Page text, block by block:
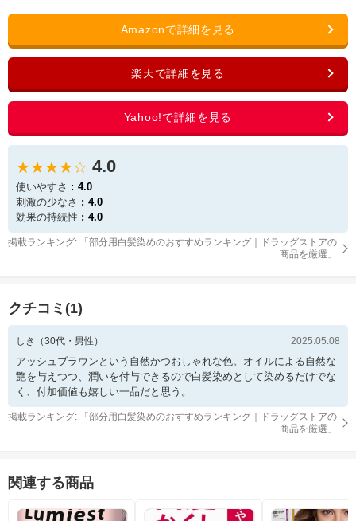
★★★★☆ 4.0
使いやすさ
4.0
刺激の少なさ
4.0
効果の持続性
4.0
掲載ランキング: 「 部分用白髪染めのおすすめランキング｜ドラッグストアの
商品を厳選 」
クチコミ(1)
しき （30代・ 男性 ） 2025.05.08
アッシュブラウンという自然かつおしゃれな色。オイルによる自然な
艶を与えつつ、潤いを付与できるので白髪染めとして染めるだけでな
く、付加価値も嬉しい一品だと思う。
掲載ランキング: 「 部分用白髪染めのおすすめランキング｜ドラッグストアの
商品を厳選 」
関連する商品